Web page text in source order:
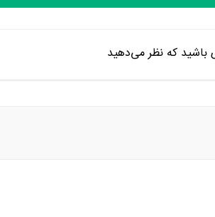
باشید که نظر می‌دهید